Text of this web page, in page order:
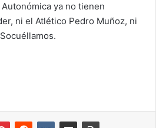
ya no tienen
ni el Atlético Pedro Muñoz, ni